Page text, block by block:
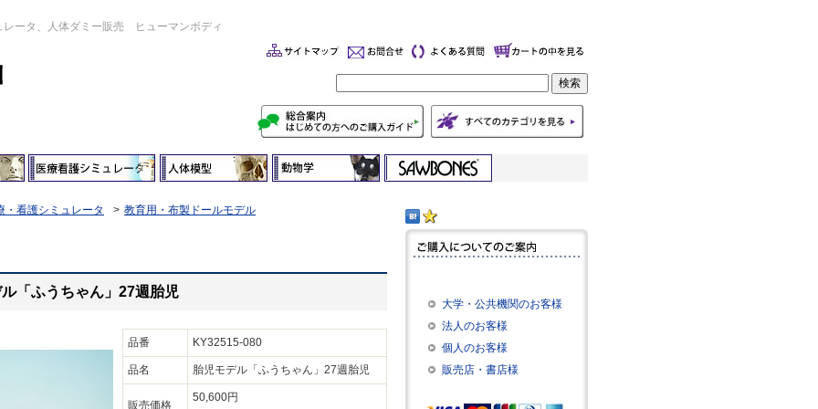
レータ、人体ダミー販売 ヒューマンボディ
・看護シミュレータ 教育用・布製ドールモデル
「ふうちゃん」27週胎児
品番 KY32515-080
品名 胎児モデル「ふうちゃん」27週胎児
販売価格
50,600円
大学・公共機関のお客様
法人のお客様
個人のお客様
販売店・書店様